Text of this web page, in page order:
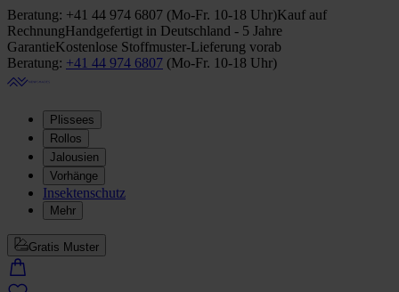
Beratung: +41 44 974 6807 (Mo-Fr. 10-18 Uhr)Kauf auf
RechnungHandgefertigt in Deutschland - 5 Jahre
GarantieKostenlose Stoffmuster-Lieferung vorab
Beratung: +41 44 974 6807 (Mo-Fr. 10-18 Uhr)
Plissees
Rollos
Jalousien
Vorhänge
Insektenschutz
Mehr
Gratis Muster